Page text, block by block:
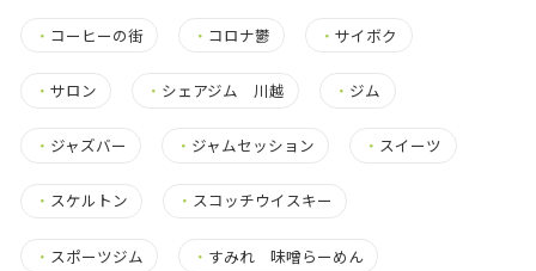
・ コーヒーの街 ・ コロナ鬱 ・サイボク
・ サロン ・ シェアジム 川越 ・ ジム
・ ジャズバー ・ ジャムセッション ・ スイーツ
・ スケルトン ・ スコッチウイスキー
・ スポーツジム ・ すみれ 味噌らーめん